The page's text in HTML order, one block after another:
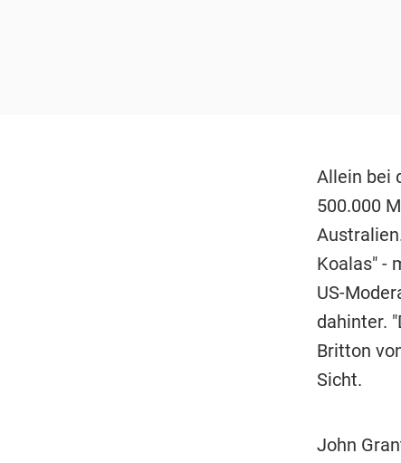
Allein bei
500.000
Koalas" -
US-
dahinter.
Britton
Sicht.
John